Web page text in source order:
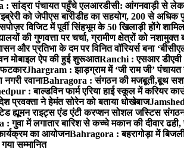
: सांड्रा पंचायत पहुँचे एलआरडीसी: आंगनवाड़ी से
को जेपीएस बारीडीह का सहयोग, 200 से
विजिट में पूर्वी सिंहभूम के 50 खिलाड़ी होंगे
की गुणवत्ता पर चर्चा, ग्रामीण क्षेत्रों को
और प्रतिभा के दम पर विनित वॉरियर्स बना
मोबाइल ऐप की हुई शुरूआतRanchi : एसआर डीएवी
फटकारJhargram : झाड़ग्राम में ‘जी राम जी’
रवानाBahragora : संगठन की मजबूती,बूथ
: बाल्डविन फार्म एरिया हाई स्कूल में करियर
प्रवक्ता ने हेमंत सोरेन को बताया धोखेबाज
ह्यूमन राइट्स एंड एंटी करप्शन सोशल जस्टिस संगठन
: गुवा में लगातार बारिश से कच्चे मकान की दीवार ढही,
का आयोजनBahragora : बहरागोड़ा में
सम्मानित